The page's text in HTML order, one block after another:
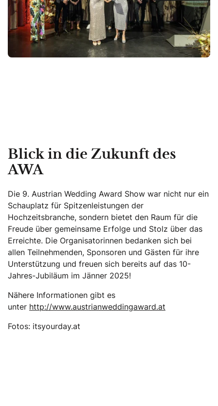
Blick in die Zukunft des
AWA
Die 9. Austrian Wedding Award Show war nicht nur ein
Schauplatz für Spitzenleistungen der
Hochzeitsbranche, sondern bietet den Raum für die
Freude über gemeinsame Erfolge und Stolz über das
Erreichte. Die Organisatorinnen bedanken sich bei
allen Teilnehmenden, Sponsoren und Gästen für ihre
Unterstützung und freuen sich bereits auf das 10-
Jahres-Jubiläum im Jänner 2025!
Nähere Informationen gibt es
unter http://www.austrianweddingaward.at
Fotos: itsyourday.at